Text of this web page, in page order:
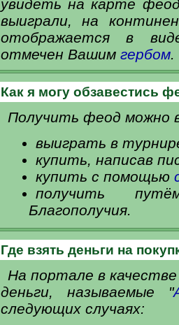
увидеть на карте
выиграли, на
отображается в
отмечен Вашим гербом.
Как я могу обзавестись
Получить феод можно
выиграть в
купить, написав
купить с помощью
получить
Благополучия.
Где взять деньги на
На портале в
деньги, называемые "
следующих случаях: